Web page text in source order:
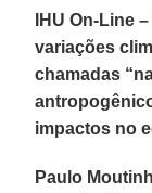
IHU On-Line
variações
chamadas
impactos no
Paulo